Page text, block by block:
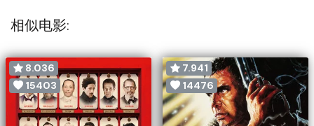
相似电影:
8.036
15403
7.941
14476